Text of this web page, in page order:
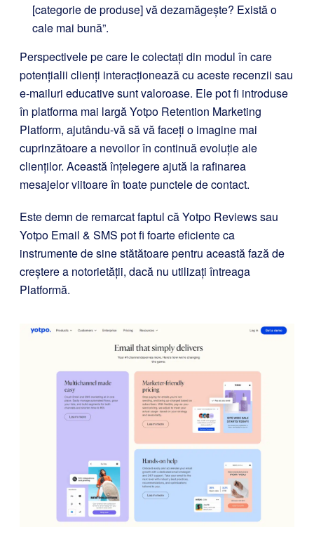
[categorie de produse] vă dezamăgește? Există o
cale mai bună”.
Perspectivele pe care le colectați din modul în care
potențialii clienți interacționează cu aceste recenzii sau
e-mailuri educative sunt valoroase. Ele pot fi introduse
în platforma mai largă Yotpo Retention Marketing
Platform, ajutându-vă să vă faceți o imagine mai
cuprinzătoare a nevoilor în continuă evoluție ale
clienților. Această înțelegere ajută la rafinarea
mesajelor viitoare în toate punctele de contact.
Este demn de remarcat faptul că Yotpo Reviews sau
Yotpo Email & SMS pot fi foarte eficiente ca
instrumente de sine stătătoare pentru această fază de
creștere a notorietății, dacă nu utilizați întreaga
Platformă.